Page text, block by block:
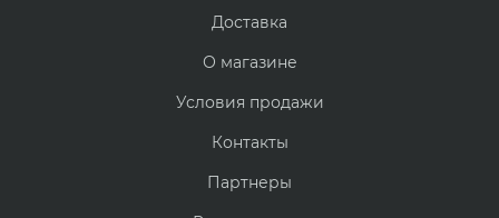
Доставка
О магазине
Условия продажи
Контакты
Партнеры